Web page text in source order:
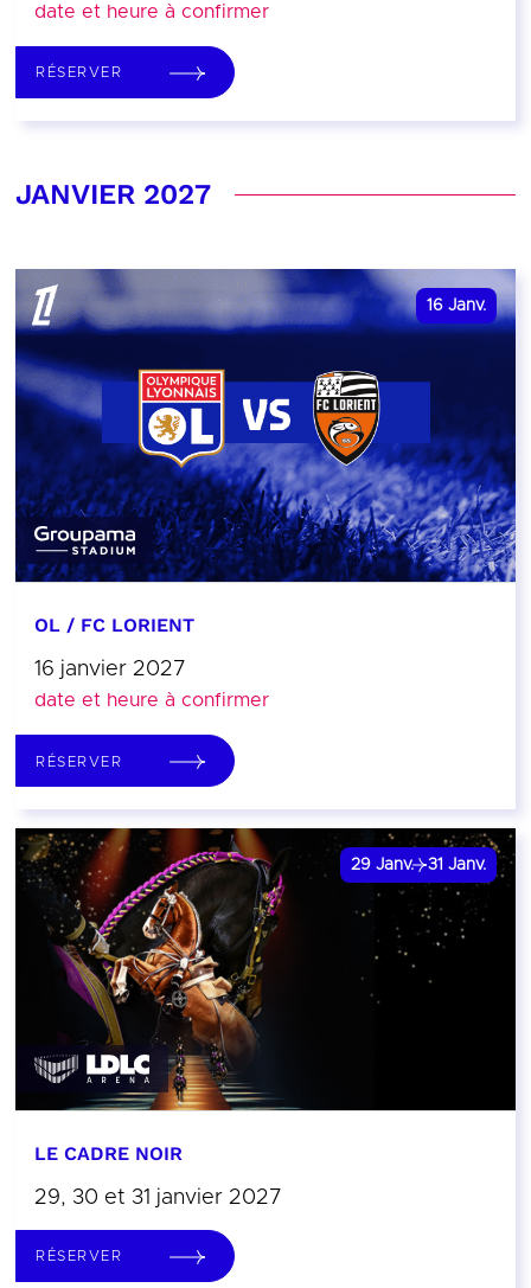
date et heure à confirmer
RÉSERVER
JANVIER 2027
16 Janv.
OL / FC LORIENT
16 janvier 2027
date et heure à confirmer
RÉSERVER
29 Janv. 31 Janv.
LE CADRE NOIR
29, 30 et 31 janvier 2027
RÉSERVER